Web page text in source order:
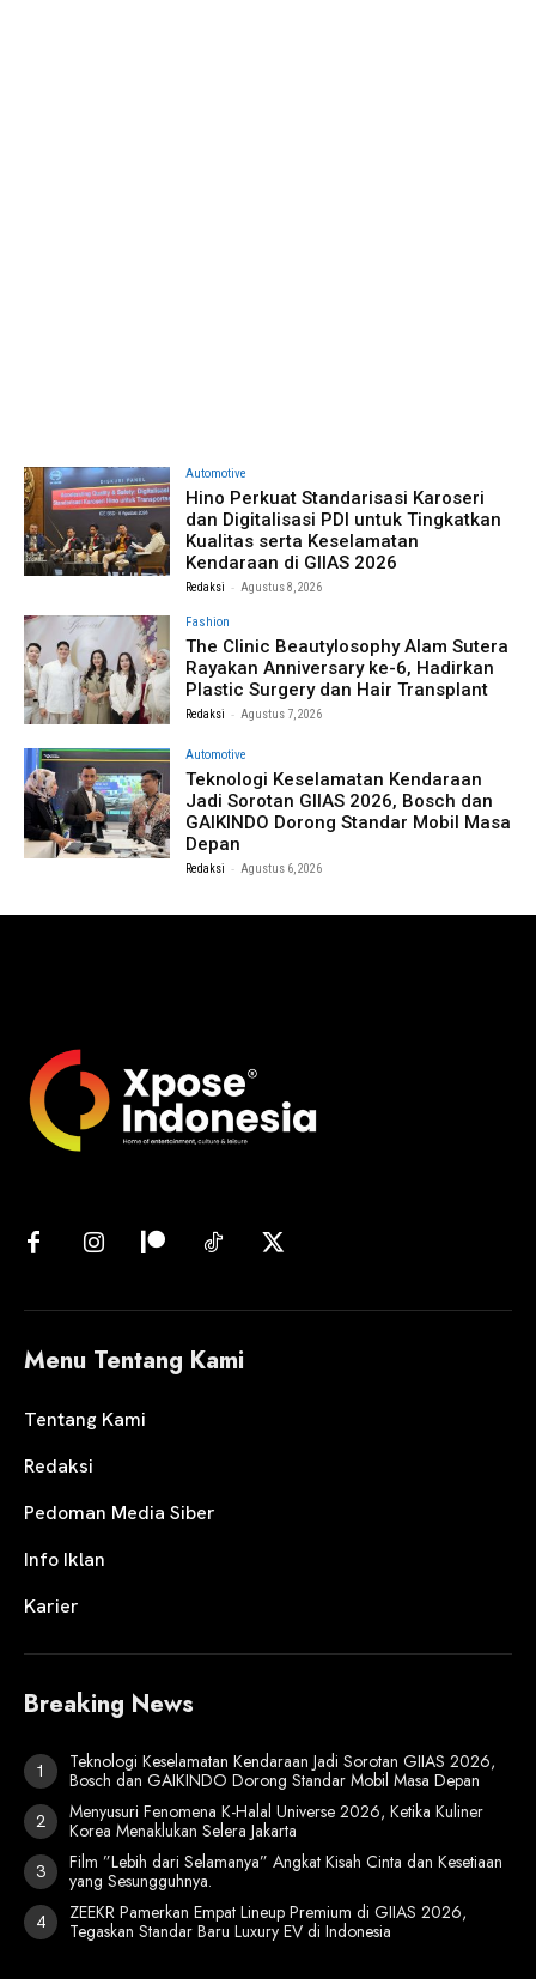
Automotive
Hino Perkuat Standarisasi Karoseri
dan Digitalisasi PDI untuk Tingkatkan
Kualitas serta Keselamatan
Kendaraan di GIIAS 2026
Redaksi - Agustus 8, 2026
Fashion
The Clinic Beautylosophy Alam Sutera
Rayakan Anniversary ke-6, Hadirkan
Plastic Surgery dan Hair Transplant
Redaksi - Agustus 7, 2026
Automotive
Teknologi Keselamatan Kendaraan
Jadi Sorotan GIIAS 2026, Bosch dan
GAIKINDO Dorong Standar Mobil Masa
Depan
Redaksi - Agustus 6, 2026
Menu Tentang Kami
Tentang Kami
Redaksi
Pedoman Media Siber
Info Iklan
Karier
Breaking News
Teknologi Keselamatan Kendaraan Jadi Sorotan GIIAS 2026,
Bosch dan GAIKINDO Dorong Standar Mobil Masa Depan
Menyusuri Fenomena K-Halal Universe 2026, Ketika Kuliner
Korea Menaklukan Selera Jakarta
Film ”Lebih dari Selamanya” Angkat Kisah Cinta dan Kesetiaan
yang Sesungguhnya.
ZEEKR Pamerkan Empat Lineup Premium di GIIAS 2026,
Tegaskan Standar Baru Luxury EV di Indonesia